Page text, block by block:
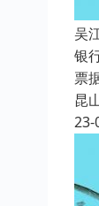
吴
银
票
昆
23-